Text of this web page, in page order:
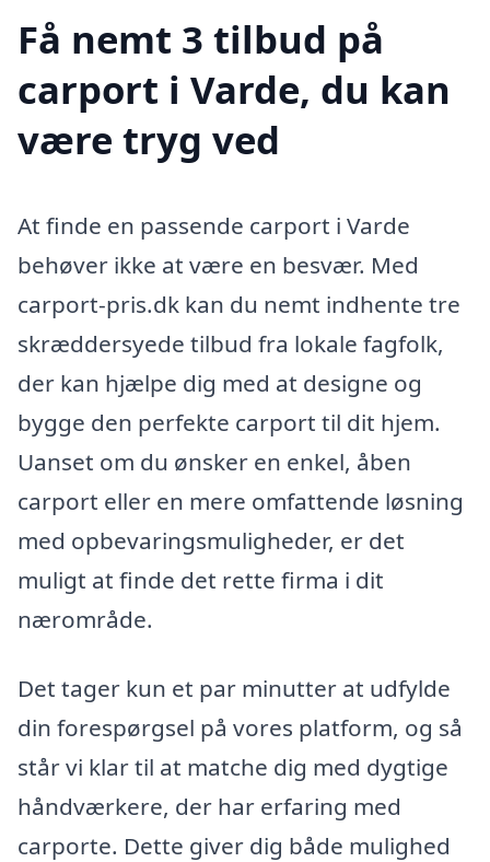
Få nemt 3 tilbud på
carport i Varde, du kan
være tryg ved
At finde en passende carport i Varde
behøver ikke at være en besvær. Med
carport-pris.dk kan du nemt indhente tre
skræddersyede tilbud fra lokale fagfolk,
der kan hjælpe dig med at designe og
bygge den perfekte carport til dit hjem.
Uanset om du ønsker en enkel, åben
carport eller en mere omfattende løsning
med opbevaringsmuligheder, er det
muligt at finde det rette firma i dit
nærområde.
Det tager kun et par minutter at udfylde
din forespørgsel på vores platform, og så
står vi klar til at matche dig med dygtige
håndværkere, der har erfaring med
carporte. Dette giver dig både mulighed